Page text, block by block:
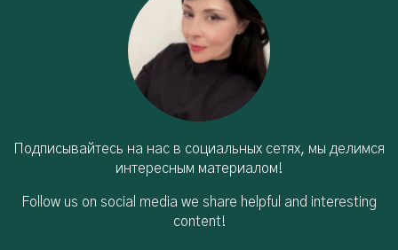
Подписывайтесь на нас в социальных сетях, мы делимся
интересным материалом!
Follow us on social media we share helpful and interesting
content!